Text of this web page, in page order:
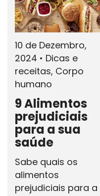
10 de Dezembro,
2024 • Dicas e
receitas, Corpo
humano
9 Alimentos
prejudiciais
para a sua
saúde
Sabe quais os
alimentos
prejudiciais para a